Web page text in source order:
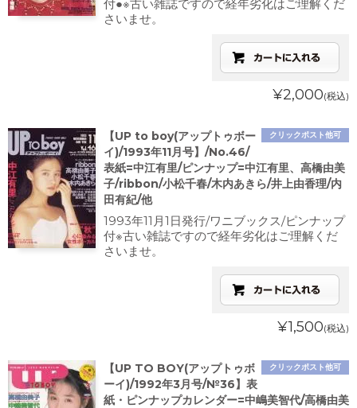
付●※古い雑誌ですので経年劣化はご理解くだ
さいませ。
¥2,000(税込)
クリックポスト他可
【UP to boy(アップトゥボー
イ)/1993年11月号】/No.46/
表紙=中江有里/ピンナップ=中江有里、高橋由美
子/ribbon/小松千春/木内あきら/井上由香理/内
田有紀/他
1993年11月1日発行/ワニブックス/ピンナップ
付※古い雑誌ですので経年劣化はご理解くだ
さいませ。
¥1,500(税込)
クリックポスト他可
【UP TO BOY(アップトゥボ
ーイ)/1992年3月号/№36】表
紙・ピンナップカレンダー=中嶋美智代/高橋由美